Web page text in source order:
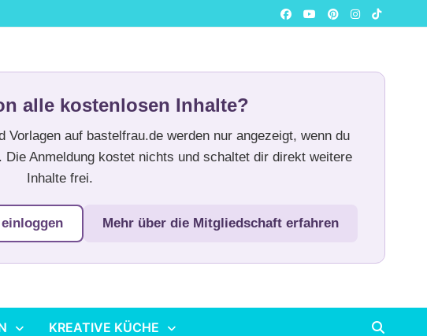
alle kostenlosen Inhalte?
Vorlagen auf bastelfrau.de werden nur angezeigt, wenn du
Anmeldung kostet nichts und schaltet dir direkt weitere
Inhalte frei.
Mehr über die Mitgliedschaft erfahren
KREATIVE KÜCHE